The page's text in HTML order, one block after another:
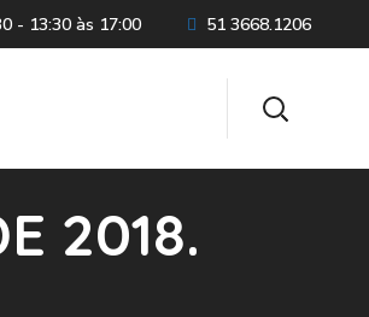
- 13:30 às 17:00 51 3668.1206
2018.